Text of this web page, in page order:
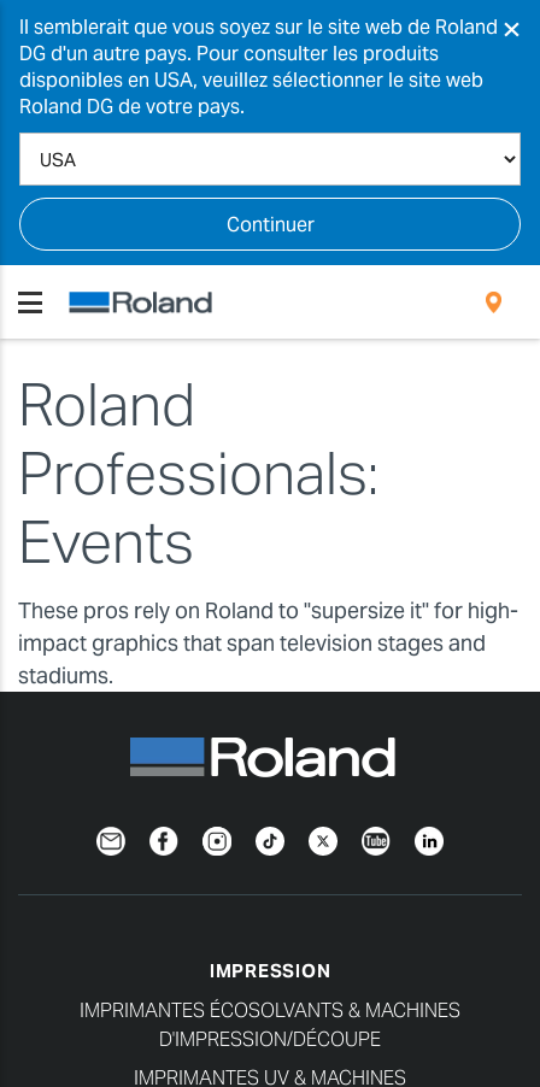
Il semblerait que vous soyez sur le site web de Roland
DG d'un autre pays. Pour consulter les produits
disponibles en USA, veuillez sélectionner le site web
Roland DG de votre pays.
Continuer
×
Roland
Professionals:
Events
These pros rely on Roland to "supersize it" for high-
impact graphics that span television stages and
stadiums.
NewsletterFacebookInstagramTikTokTwitterYouTubeLinkedin
IMPRESSION
IMPRIMANTES ÉCOSOLVANTS & MACHINES
D'IMPRESSION/DÉCOUPE
IMPRIMANTES UV & MACHINES